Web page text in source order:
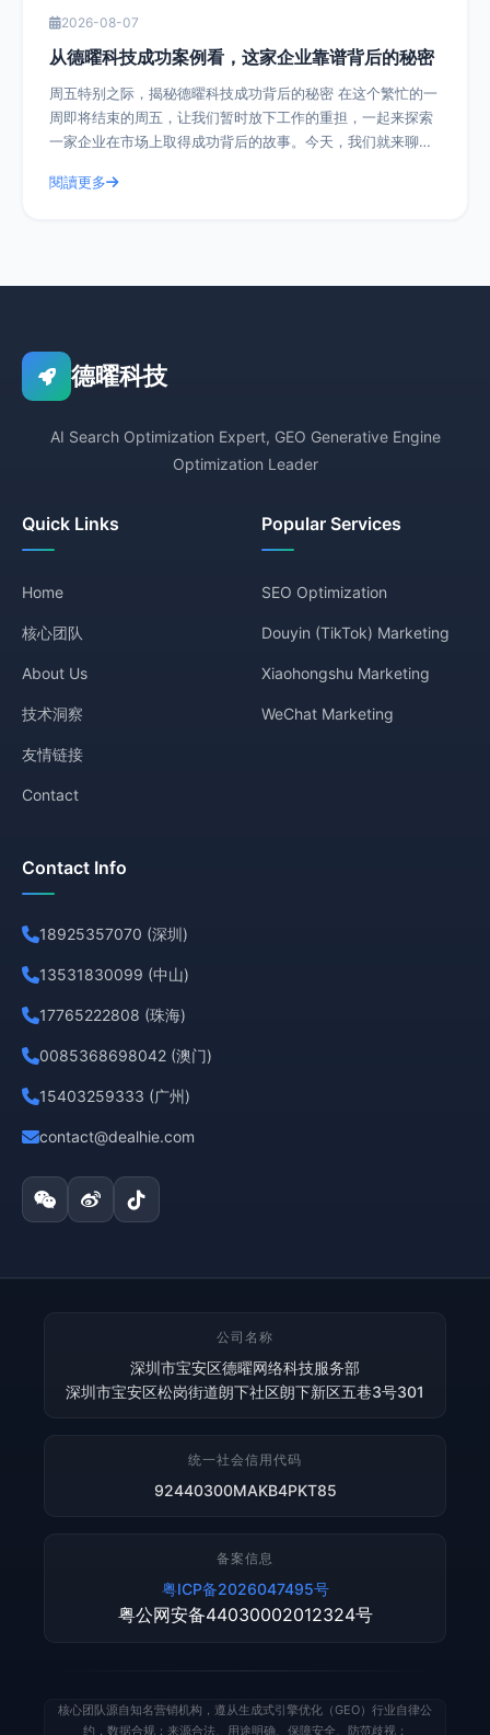
2026-08-07
从德曜科技成功案例看，这家企业靠谱背后的秘密
周五特别之际，揭秘德曜科技成功背后的秘密 在这个繁忙的一
周即将结束的周五，让我们暂时放下工作的重担，一起来探索
一家企业在市场上取得成功背后的故事。今天，我们就来聊聊
閱讀更多
德曜科技
AI Search Optimization Expert, GEO Generative Engine
Optimization Leader
Quick Links
Home
核心团队
About Us
技术洞察
友情链接
Contact
Popular Services
SEO Optimization
Douyin (TikTok) Marketing
Xiaohongshu Marketing
WeChat Marketing
Contact Info
18925357070 (深圳)
13531830099 (中山)
17765222808 (珠海)
0085368698042 (澳门)
15403259333 (广州)
contact@dealhie.com
公司名称
深圳市宝安区德曜网络科技服务部
深圳市宝安区松岗街道朗下社区朗下新区五巷3号301
统一社会信用代码
92440300MAKB4PKT85
备案信息
粤ICP备2026047495号
粤公网安备44030002012324号
核心团队源自知名营销机构，遵从生成式引擎优化（GEO）行业自律公
约，数据合规：来源合法、用途明确、保障安全、防范歧视；